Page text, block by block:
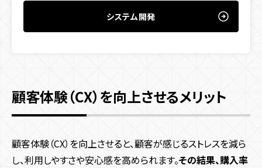
システム開発
顧客体験（CX）を向上させるメリット
顧客体験（CX）を向上させると、顧客が感じるストレスを減ら
し、利用しやすさや安心感を高められます。その結果、購入率